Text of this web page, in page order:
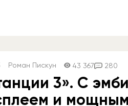
Роман Пискун 43 367 280
3». С
и